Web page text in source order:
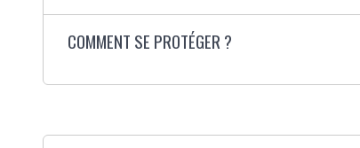
COMMENT SE PROTÉGER ?